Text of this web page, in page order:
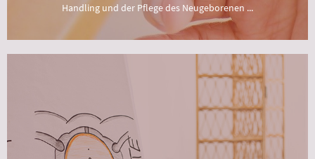
Handling und der Pflege des Neugeborenen ...
Rückbildungsgymnastik